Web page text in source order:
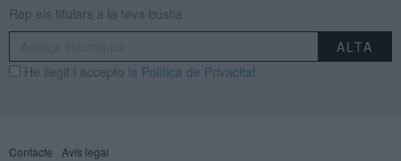
Rep els titulars a la teva bústia
He llegit i accepto la Política de Privacitat
Contacte Avís legal